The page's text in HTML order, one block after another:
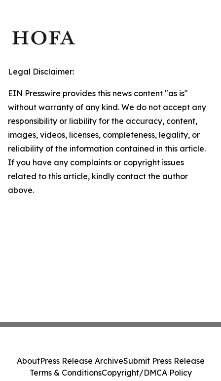
Legal Disclaimer:
EIN Presswire provides this news content "as is"
without warranty of any kind. We do not accept any
responsibility or liability for the accuracy, content,
images, videos, licenses, completeness, legality, or
reliability of the information contained in this article.
If you have any complaints or copyright issues
related to this article, kindly contact the author
above.
AboutPress Release ArchiveSubmit Press Release
Terms & ConditionsCopyright/DMCA Policy